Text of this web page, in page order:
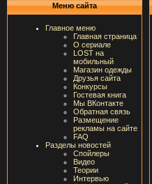
Меню сайта
Главное меню
Главная страница
О сериале
LOST на
мобильный
Магазин одежды
Друзья сайта
Конкурсы
Гостевая книга
Мы ВКонтакте
Обратная связь
Размещение
рекламы на сайте
FAQ
Разделы новостей
Спойлеры
Видео
Теории
Интервью